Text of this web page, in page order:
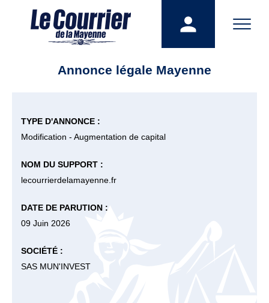
Annonce légale Mayenne
TYPE D'ANNONCE :
Modification - Augmentation de capital
NOM DU SUPPORT :
lecourrierdelamayenne.fr
DATE DE PARUTION :
09 Juin 2026
SOCIÉTÉ :
SAS MUN'INVEST